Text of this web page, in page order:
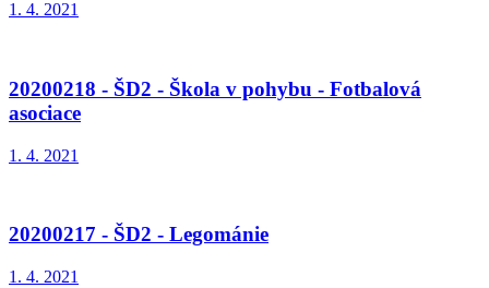
1. 4. 2021
20200218 - ŠD2 - Škola v pohybu - Fotbalová
asociace
1. 4. 2021
20200217 - ŠD2 - Legománie
1. 4. 2021